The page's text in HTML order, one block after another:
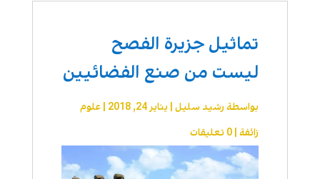
تماثيل جزيرة الفصح
ليست من صنع الفضائيين
بواسطة رشيد سليل| يناير 24, 2018
علوم
زائفة| 0 تعليقات